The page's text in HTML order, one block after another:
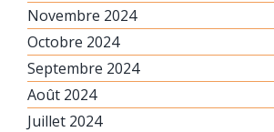
Novembre 2024
Octobre 2024
Septembre 2024
Août 2024
Juillet 2024